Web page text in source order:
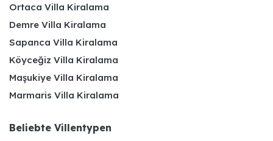
Ortaca Villa Kiralama
Demre Villa Kiralama
Sapanca Villa Kiralama
Köyceğiz Villa Kiralama
Maşukiye Villa Kiralama
Marmaris Villa Kiralama
Beliebte Villentypen